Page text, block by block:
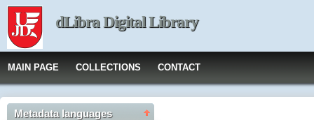
dLibra Digital Library
MAIN PAGE COLLECTIONS CONTACT
Metadata languages